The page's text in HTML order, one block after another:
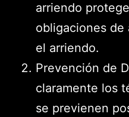
arriendo
obligaciones de
el arriendo.
Prevención de
claramente los
se previenen